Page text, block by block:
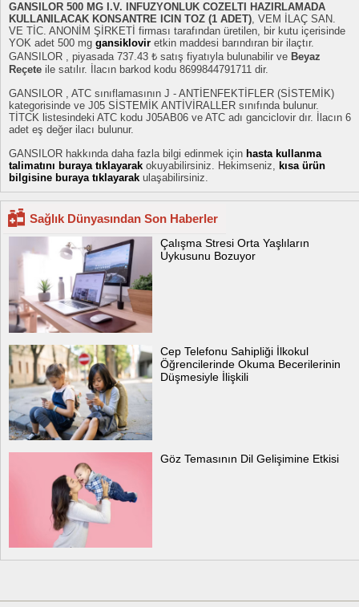
GANSILOR 500 MG I.V. INFUZYONLUK COZELTI HAZIRLAMADA
KULLANILACAK KONSANTRE ICIN TOZ (1 ADET), VEM İLAÇ SAN.
VE TİC. ANONİM ŞİRKETİ firması tarafından üretilen, bir kutu içerisinde
YOK adet 500 mg gansiklovir etkin maddesi barındıran bir ilaçtır.
GANSILOR , piyasada 737.43 ₺ satış fiyatıyla bulunabilir ve Beyaz
Reçete ile satılır. İlacın barkod kodu 8699844791711 dir.
GANSILOR , ATC sınıflamasının J - ANTİENFEKTİFLER (SİSTEMİK)
kategorisinde ve J05 SİSTEMİK ANTİVİRALLER sınıfında bulunur.
TİTCK listesindeki ATC kodu J05AB06 ve ATC adı ganciclovir dır. İlacın 6
adet eş değer ilacı bulunur.
GANSILOR hakkında daha fazla bilgi edinmek için hasta kullanma
talimatını buraya tıklayarak okuyabilirsiniz. Hekimseniz, kısa ürün
bilgisine buraya tıklayarak ulaşabilirsiniz.
Sağlık Dünyasından Son Haberler
Çalışma Stresi Orta Yaşlıların
Uykusunu Bozuyor
Cep Telefonu Sahipliği İlkokul
Öğrencilerinde Okuma Becerilerinin
Düşmesiyle İlişkili
Göz Temasının Dil Gelişimine Etkisi